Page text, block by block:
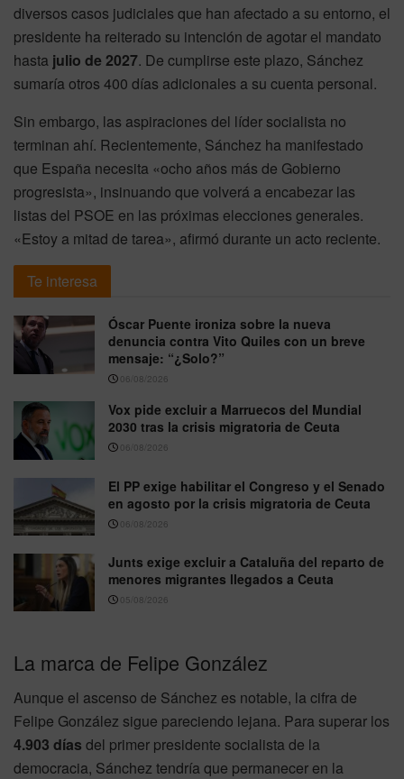
diversos casos judiciales que han afectado a su entorno, el
presidente ha reiterado su intención de agotar el mandato
hasta julio de 2027. De cumplirse este plazo, Sánchez
sumaría otros 400 días adicionales a su cuenta personal.
Sin embargo, las aspiraciones del líder socialista no
terminan ahí. Recientemente, Sánchez ha manifestado
que España necesita «ocho años más de Gobierno
progresista», insinuando que volverá a encabezar las
listas del PSOE en las próximas elecciones generales.
«Estoy a mitad de tarea», afirmó durante un acto reciente.
Te interesa
Óscar Puente ironiza sobre la nueva
denuncia contra Vito Quiles con un breve
mensaje: “¿Solo?”
06/08/2026
Vox pide excluir a Marruecos del Mundial
2030 tras la crisis migratoria de Ceuta
06/08/2026
El PP exige habilitar el Congreso y el Senado
en agosto por la crisis migratoria de Ceuta
06/08/2026
Junts exige excluir a Cataluña del reparto de
menores migrantes llegados a Ceuta
05/08/2026
La marca de Felipe González
Aunque el ascenso de Sánchez es notable, la cifra de
Felipe González sigue pareciendo lejana. Para superar los
4.903 días del primer presidente socialista de la
democracia, Sánchez tendría que permanecer en la